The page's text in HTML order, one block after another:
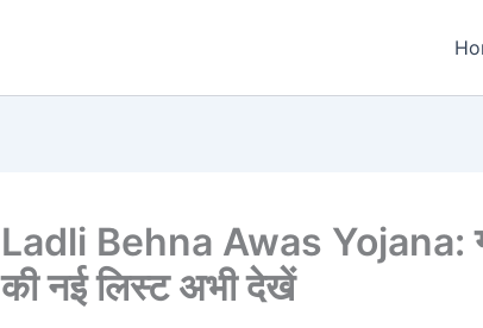
Ladli Behna Awas Yojana:
की नई लिस्ट अभी देखें